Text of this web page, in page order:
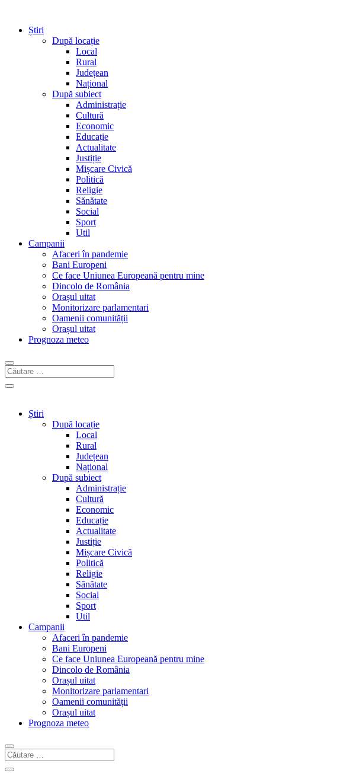
Știri
După locație
Local
Rural
Județean
Național
După subiect
Administrație
Cultură
Economic
Educație
Actualitate
Justiție
Mișcare Civică
Politică
Religie
Sănătate
Social
Sport
Util
Campanii
Afaceri în pandemie
Bani Europeni
Ce face Uniunea Europeană pentru mine
Dincolo de România
Orașul uitat
Monitorizare parlamentari
Oamenii comunității
Orașul uitat
Prognoza meteo
Știri
După locație
Local
Rural
Județean
Național
După subiect
Administrație
Cultură
Economic
Educație
Actualitate
Justiție
Mișcare Civică
Politică
Religie
Sănătate
Social
Sport
Util
Campanii
Afaceri în pandemie
Bani Europeni
Ce face Uniunea Europeană pentru mine
Dincolo de România
Orașul uitat
Monitorizare parlamentari
Oamenii comunității
Orașul uitat
Prognoza meteo